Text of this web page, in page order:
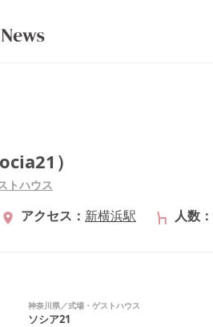
）
トハウス
アクセス 新横浜駅 人数
神奈川県／式場・ゲストハウス
ソシア21